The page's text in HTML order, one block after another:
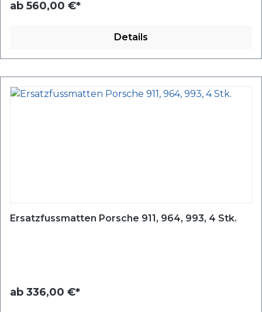
ab 560,00 €*
Details
Ersatzfussmatten Porsche 911, 964, 993, 4 Stk.
ab 336,00 €*